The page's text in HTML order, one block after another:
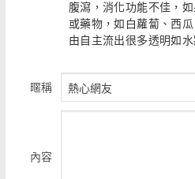
腹瀉，消化功能不佳，
或藥物，如白蘿蔔、西
由自主流出很多透明如水
暱稱
內容